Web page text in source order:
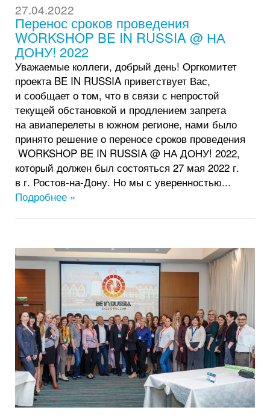
27.04.2022
Перенос сроков проведения
WORKSHOP BE IN RUSSIA @ НА
ДОНУ! 2022
Уважаемые коллеги, добрый день! Оргкомитет
проекта BE IN RUSSIA приветствует Вас,
и сообщает о том, что в связи с непростой
текущей обстановкой и продлением запрета
на авиаперелеты в южном регионе, нами было
принято решение о переносе сроков проведения
WORKSHOP BE IN RUSSIA @ НА ДОНУ! 2022,
который должен был состояться 27 мая 2022 г.
в г. Ростов-на-Дону. Но мы с уверенностью...
Подробнее »